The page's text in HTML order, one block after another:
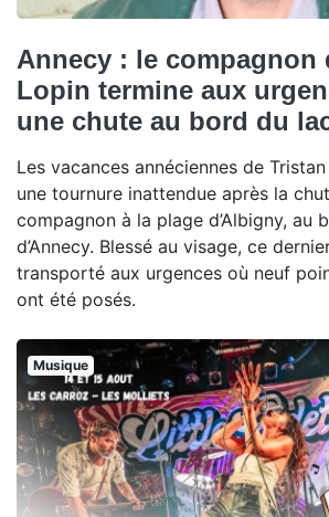
Annecy : le compagnon
Lopin termine aux
une chute au bord du
Les vacances annéciennes de
une tournure inattendue après la
compagnon à la plage d’Albigny, au
d’Annecy. Blessé au visage, ce
transporté aux urgences où neuf
ont été posés.
Musique